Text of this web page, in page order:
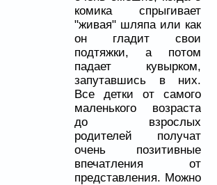
комика спрыгивает
"живая" шляпа или как
он гладит свои
подтяжки, а потом
падает кувырком,
запутавшись в них.
Все детки от самого
маленького возраста
до взрослых
родителей получат
очень позитивные
впечатления от
представления. Можно